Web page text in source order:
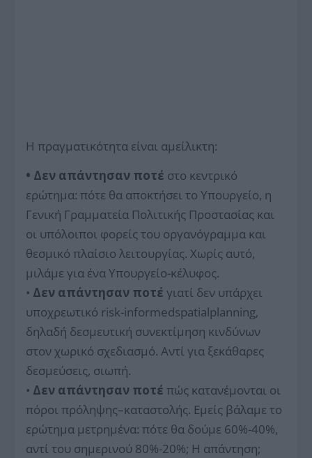
Η πραγματικότητα είναι αμείλικτη:
• Δεν απάντησαν ποτέ στο κεντρικό
ερώτημα: πότε θα αποκτήσει το Υπουργείο, η
Γενική Γραμματεία Πολιτικής Προστασίας και
οι υπόλοιποι φορείς του οργανόγραμμα και
θεσμικό πλαίσιο λειτουργίας. Χωρίς αυτό,
μιλάμε για ένα Υπουργείο-κέλυφος.
• Δεν απάντησαν ποτέ γιατί δεν υπάρχει
υποχρεωτικό risk-informedspatialplanning,
δηλαδή δεσμευτική συνεκτίμηση κινδύνων
στον χωρικό σχεδιασμό. Αντί για ξεκάθαρες
δεσμεύσεις, σιωπή.
• Δεν απάντησαν ποτέ πώς κατανέμονται οι
πόροι πρόληψης–καταστολής. Εμείς βάλαμε το
ερώτημα μετρημένα: πότε θα δούμε 60%-40%,
αντί του σημερινού 80%-20%; Η απάντηση;